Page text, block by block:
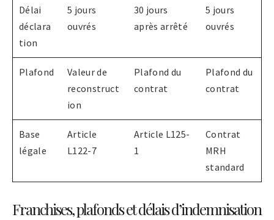
Délai
déclara
tion
5 jours
ouvrés
30 jours
après arrêté
5 jours
ouvrés
Plafond
Valeur de
reconstruct
ion
Plafond du
contrat
Plafond du
contrat
Base
légale
Article
L122-7
Article L125-
1
Contrat
MRH
standard
Franchises, plafonds et délais d’indemnisation